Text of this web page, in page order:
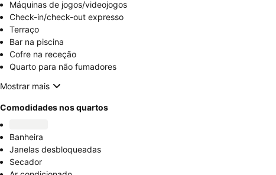
Máquinas de jogos/videojogos
Check-in/check-out expresso
Terraço
Bar na piscina
Cofre na receção
Quarto para não fumadores
Mostrar mais
Comodidades nos quartos
Banheira
Janelas desbloqueadas
Secador